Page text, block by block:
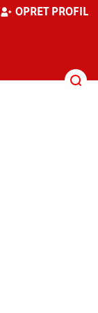
OPRET PROFIL